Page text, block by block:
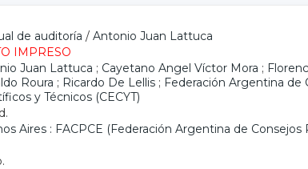
de auditoría / Antonio Juan Lattuca
IMPRESO
Juan Lattuca ; Cayetano Angel Víctor Mora ;
Roura ; Ricardo De Lellis ; Federación Argentina de
y Técnicos (CECYT)
Aires : FACPCE (Federación Argentina de